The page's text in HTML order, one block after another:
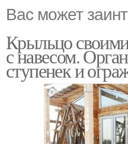
Вас может
Крыльцо
с навесом.
ступенек и